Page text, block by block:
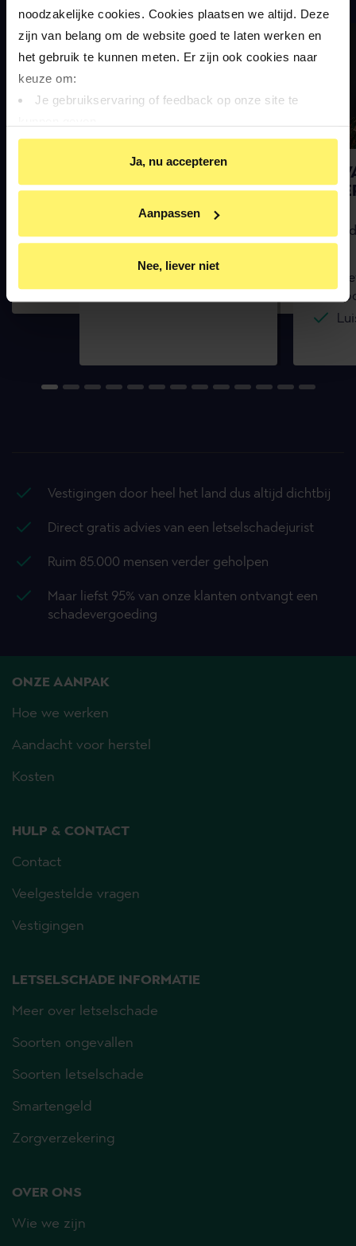
noodzakelijke cookies. Cookies plaatsen we altijd. Deze
zijn van belang om de website goed te laten werken en
het gebruik te kunnen meten. Er zijn ook cookies naar
keuze om:
Je gebruikservaring of feedback op onze site te
Op basis van je gedrag je relevantere informatie op
onze website en via e-mails te kunnen geven
Youtube-video’s te kunnen bekijken
Relevante aanbiedingen van BrandMR op andere sites
Door op ‘Ja, nu accepteren’ te klikken ga je akkoord met
het plaatsen van deze cookies.
Ja, nu accepteren
Aanpassen
Nee, liever niet
PRIYAH BANSRAJ
Binnendienstmedewerker
Sociaal, vriendelijk
KIM
Vestigingen door heel het land dus altijd dichtbij
Direct gratis advies van een letselschadejurist
Ruim 85.000 mensen verder geholpen
Maar liefst 95% van onze klanten ontvangt een
schadevergoeding
ONZE AANPAK
Hoe we werken
Aandacht voor herstel
Kosten
HULP & CONTACT
Contact
Veelgestelde vragen
Vestigingen
LETSELSCHADE INFORMATIE
Meer over letselschade
Soorten ongevallen
Soorten letselschade
Smartengeld
Zorgverzekering
OVER ONS
Wie we zijn